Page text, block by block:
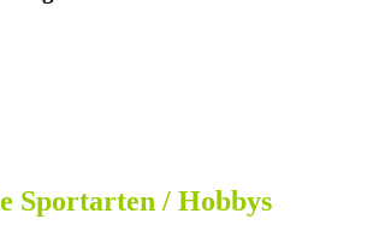
Sportarten / Hobbys